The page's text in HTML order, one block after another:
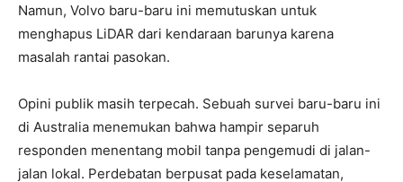
Namun, Volvo baru-baru ini memutuskan untuk
menghapus LiDAR dari kendaraan barunya karena
masalah rantai pasokan.
Opini publik masih terpecah. Sebuah survei baru-baru ini
di Australia menemukan bahwa hampir separuh
responden menentang mobil tanpa pengemudi di jalan-
jalan lokal. Perdebatan berpusat pada keselamatan,